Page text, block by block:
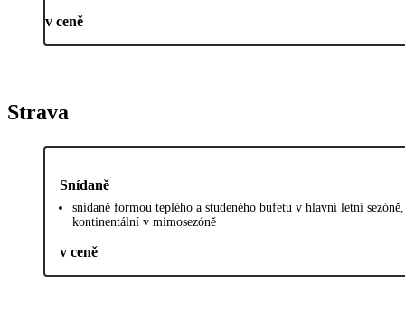
v ceně
Strava
Snídaně
snídaně formou teplého a studeného bufetu v hlavní letní
kontinentální v mimosezóně
v ceně